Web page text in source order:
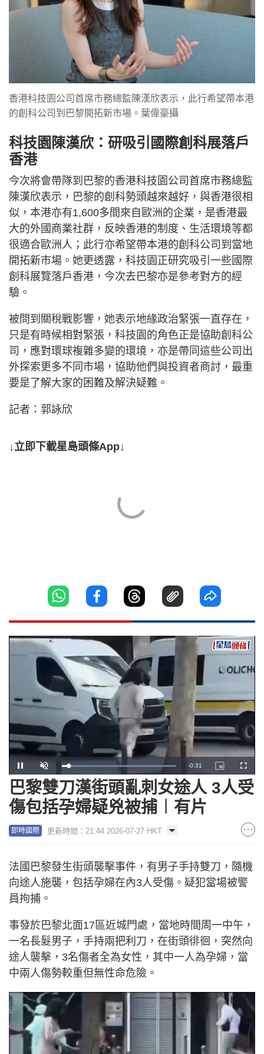
香港科技園公司首席市務總監陳漢欣表示，此行希望帶本港
的創科公司到巴黎開拓新市場。葉偉豪攝
科技園陳漢欣：研吸引國際創科展落戶
香港
今次將會帶隊到巴黎的香港科技園公司首席市務總監
陳漢欣表示，巴黎的創科勢頭越來越好，與香港很相
似，本港亦有1,600多間來自歐洲的企業，是香港最
大的外國商業社群，反映香港的制度、生活環境等都
很適合歐洲人；此行亦希望帶本港的創科公司到當地
開拓新市場。她更透露，科技園正研究吸引一些國際
創科展覽落戶香港，今次去巴黎亦是參考對方的經
驗。
被問到關稅戰影響，她表示地緣政治緊張一直存在，
只是有時候相對緊張，科技園的角色正是協助創科公
司，應對環球複雜多變的環境，亦是帶同這些公司出
外探索更多不同市場，協助他們與投資者商討，最重
要是了解大家的困難及解決疑難。
記者：郭詠欣
↓立即下載星島頭條App↓
Unmute Loaded:
100.00%
巴黎雙刀漢街頭亂刺女途人 3人受
傷包括孕婦疑兇被捕︱有片
即時國際 更新時間：21:44 2026-07-27 HKT
法國巴黎發生街頭襲擊事件，有男子手持雙刀，隨機
向途人施襲，包括孕婦在內3人受傷。疑犯當場被警
員拘捕。
事發於巴黎北面17區近城門處，當地時間周一中午，
一名長髮男子，手持兩把利刀，在街頭徘徊，突然向
途人襲擊，3名傷者全為女性，其中一人為孕婦，當
中兩人傷勢較重但無性命危險。